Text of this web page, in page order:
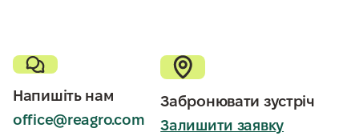
Напишіть нам
office@reagro.com
Забронювати зустріч
Залишити заявку